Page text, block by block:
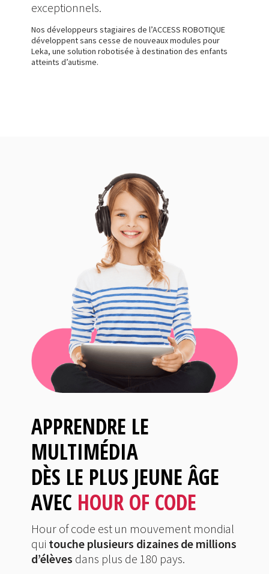
exceptionnels.
Nos développeurs stagiaires de l’ACCESS ROBOTIQUE
développent sans cesse de nouveaux modules pour
Leka, une solution robotisée à destination des enfants
atteints d’autisme.
APPRENDRE LE
MULTIMÉDIA
DÈS LE PLUS JEUNE ÂGE
AVEC HOUR OF CODE
Hour of code est un mouvement mondial
qui touche plusieurs dizaines de millions
d’élèves dans plus de 180 pays.